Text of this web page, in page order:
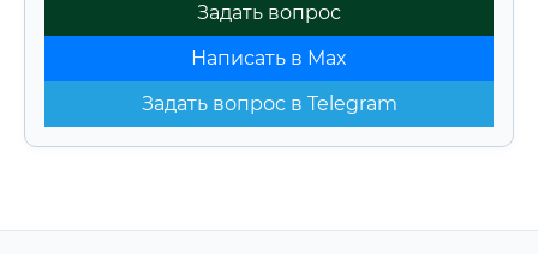
Задать вопрос
Написать в Max
Задать вопрос в Telegram